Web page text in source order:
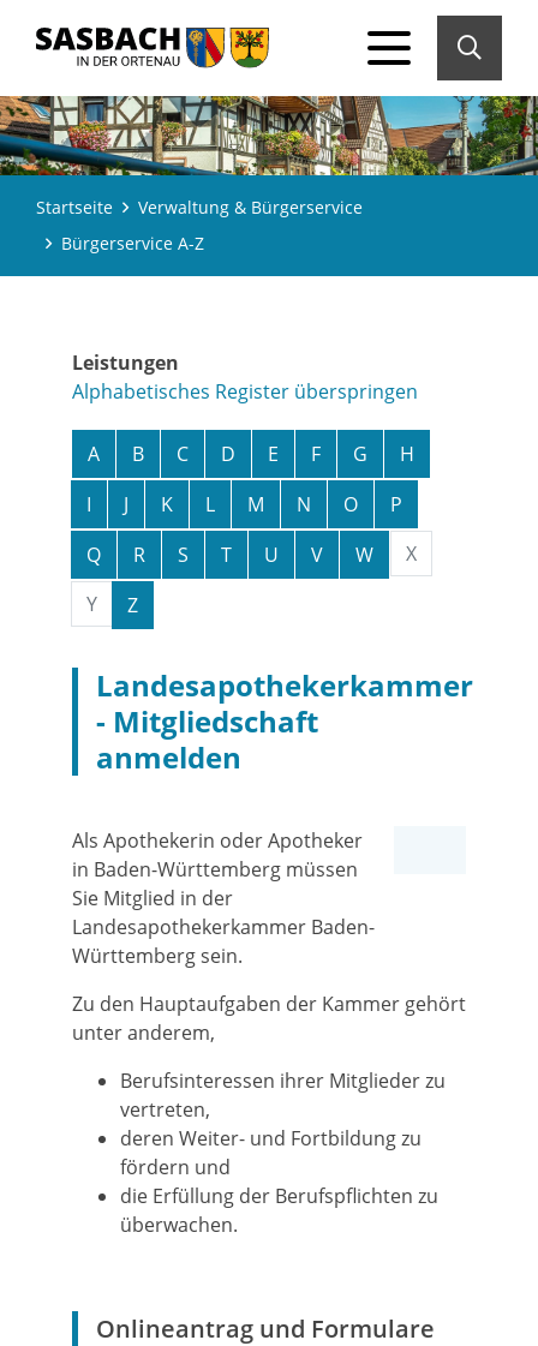
Startseite
Verwaltung & Bürgerservice
Bürgerservice A-Z
Leistungen
Alphabetisches Register überspringen
A B C D E F G
H
I
J K L M N O
P
Q
R S T U V W
X
Y
Z
Landesapothekerkammer
- Mitgliedschaft
anmelden
Als Apothekerin oder Apotheker
in Baden-Württemberg müssen
Sie Mitglied in der
Landesapothekerkammer Baden-
Württemberg sein.
Zu den Hauptaufgaben der Kammer gehört
unter anderem,
Berufsinteressen ihrer Mitglieder zu
vertreten,
deren Weiter- und Fortbildung zu
fördern und
die Erfüllung der Berufspflichten zu
überwachen.
Onlineantrag und Formulare